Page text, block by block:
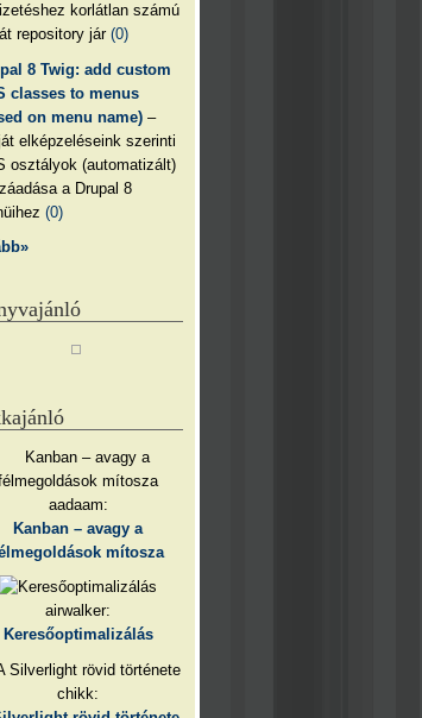
korlátlan számú
repository jár(0)
8 Twig: add custom
classes to menus
on menu name) –
elképzeléseink szerinti
osztályok (automatizált)
a Drupal 8
(0)
aadaam:
Kanban – avagy a
mítosza
airwalker:
Keresőoptimalizálás
chikk: